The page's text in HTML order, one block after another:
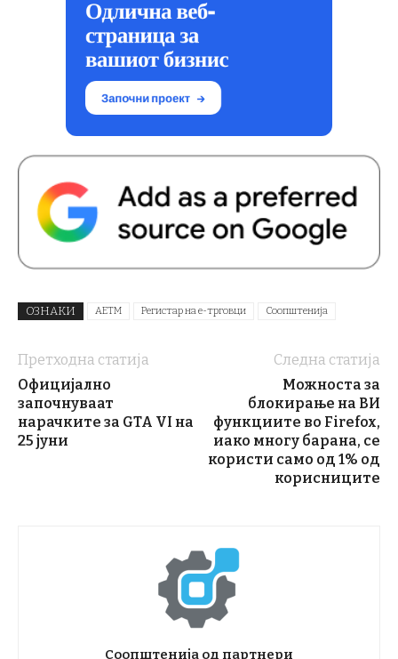
ОЗНАКИ АЕТМ Регистар на е-трговци Соопштенија
Претходна статија
Официјално
започнуваат
нарачките за GTA VI на
25 јуни
Следна статија
Можноста за
блокирање на ВИ
функциите во Firefox,
иако многу барана, се
користи само од 1% од
корисниците
Соопштенија од партнери